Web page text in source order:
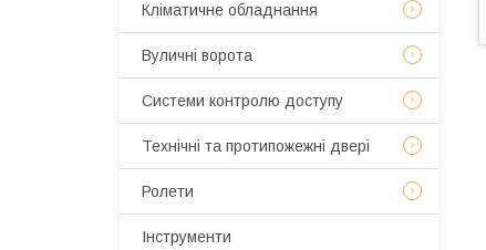
Кліматичне обладнання
Вуличні ворота
Системи контролю доступу
Технічні та протипожежні двері
Ролети
Інструменти